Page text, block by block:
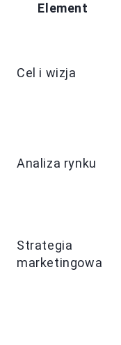
Element
Cel i wizja
Analiza rynku
Strategia
marketingowa